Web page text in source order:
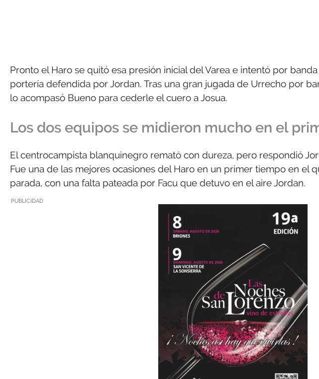
Pronto el Haro se quitó esa presión inicial del Varea e intentó por
portería defendida por Jordan. Tras una gran jugada de Urrecho por
lo acompasó Bueno para cederle el cuero a Josua.
Los dos equipos se midieron mucho en el
El centrocampista blanquinegro remató con dureza, pero respondió
Fue una de las mejores ocasiones del Haro en un primer tiempo en el
parada, con una falta pateada por Facu que detuvo en el aire Jordan.
PUBLICIDAD